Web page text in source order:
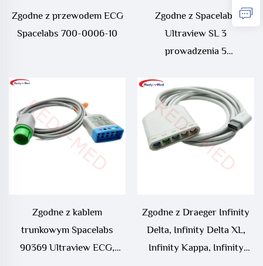
Zgodne z przewodem ECG
Spacelabs 700-0006-10
Zgodne z Spacelabs
Ultraview SL 3
prowadzenia 5
jednoelementowego
Zgodne z kablem
trunkowym Spacelabs
90369 Ultraview ECG,
Zgodne z Draeger Infinity
Delta, Infinity Delta XL,
Infinity Kappa, Infinity